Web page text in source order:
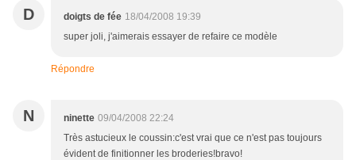
D doigts de fée 18/04/2008 19:39
super joli, j'aimerais essayer de refaire ce modèle
Répondre
N ninette 09/04/2008 22:24
Très astucieux le coussin:c'est vrai que ce n'est pas toujours
évident de finitionner les broderies!bravo!